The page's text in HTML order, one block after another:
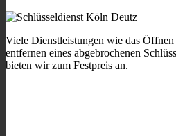
Viele Dienstleistungen wie das
entfernen eines abgebrochenen
bieten wir zum Festpreis an.